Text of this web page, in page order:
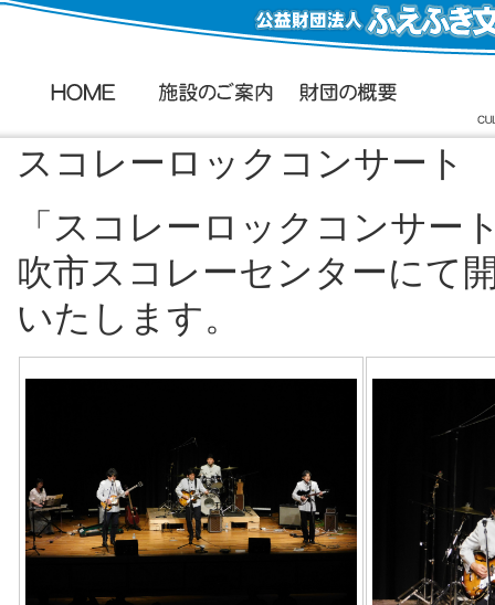
スコレーロックコンサート
「スコレーロックコンサー
吹市スコレーセンターにて
いたします。